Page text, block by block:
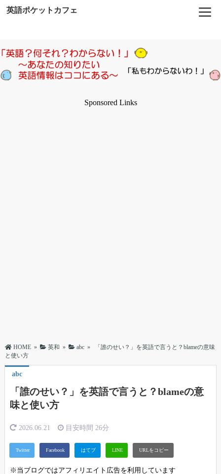
英語ポケットカフェ
Sponsored Links
HOME » 英和 » abc »
「誰のせい？」を英語で言うと？blameの意味
と使い方
abc
「誰のせい？」を英語で言うと？blameの意
味と使い方
2026.06.21 目安時間 26分
※当ブログではアフィリエイト広告を利用しています